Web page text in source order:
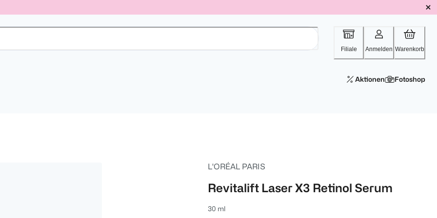
Filiale Anmelden Warenkorb
Aktionen Fotoshop
L'ORÉAL PARIS
Revitalift Laser X3 Retinol Serum
30 ml